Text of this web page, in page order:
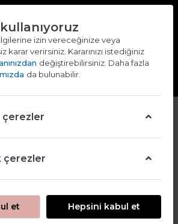
Giriş yap Kaydol
izin vereceğinize veya
verirsiniz. Kararınızı istediğiniz
değiştirebilirsiniz. Daha fazla
da bulunabilir.
çerezler
çerezler
et Hepsini kabul et